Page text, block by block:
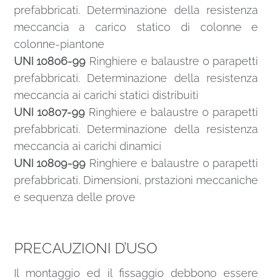
prefabbricati. Determinazione della resistenza
meccancia a carico statico di colonne e
colonne-piantone
UNI 10806-99 Ringhiere e balaustre o parapetti
prefabbricati. Determinazione della resistenza
meccancia ai carichi statici distribuiti
UNI 10807-99Ringhiere e balaustre o parapetti
prefabbricati. Determinazione della resistenza
meccancia ai carichi dinamici
UNI 10809-99 Ringhiere e balaustre o parapetti
prefabbricati. Dimensioni, prstazioni meccaniche
e sequenza delle prove
PRECAUZIONI D’USO
Il montaggio ed il fissaggio debbono essere